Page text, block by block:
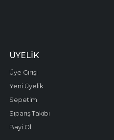
ÜYELIK
Üye Girişi
Yeni Üyelik
Sepetim
Sipariş Takibi
Bayi Ol